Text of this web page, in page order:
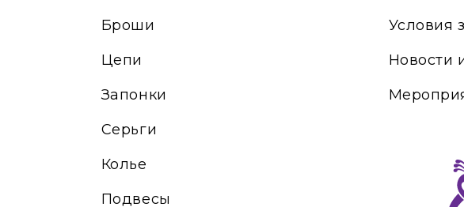
Броши
Цепи
Запонки
Серьги
Колье
Подвесы
Условия
Новости